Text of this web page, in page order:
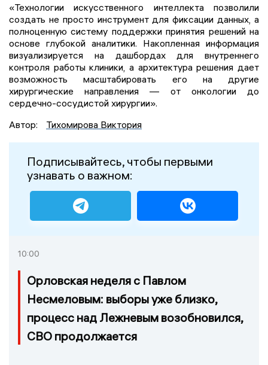
«Технологии искусственного интеллекта позволили
создать не просто инструмент для фиксации данных, а
полноценную систему поддержки принятия решений на
основе глубокой аналитики. Накопленная информация
визуализируется на дашбордах для внутреннего
контроля работы клиники, а архитектура решения дает
возможность масштабировать его на другие
хирургические направления — от онкологии до
сердечно-сосудистой хирургии».
Автор:
Тихомирова Виктория
Подписывайтесь, чтобы первыми
узнавать о важном:
10:00
Орловская неделя с Павлом
Несмеловым: выборы уже близко,
процесс над Лежневым возобновился,
СВО продолжается